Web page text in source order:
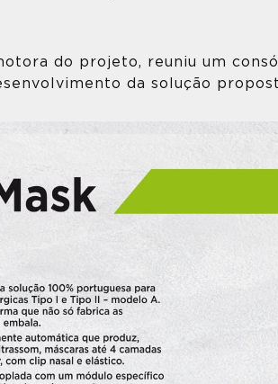
do projeto, reuniu um
da solução